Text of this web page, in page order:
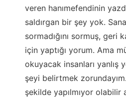
veren hanımefendinin
saldırgan bir şey yok.
sormadığını sormuş, geri
için yaptığı yorum. Ama
okuyacak insanları yanlış
şeyi belirtmek
şekilde yapılmıyor